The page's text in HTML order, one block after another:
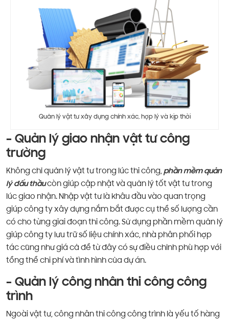
Quản lý vật tư xây dựng chính xác, hợp lý và kịp thời
– Quản lý giao nhận vật tư công
trường
Không chỉ quản lý vật tư trong lúc thi công, phần mềm quản
lý đấu thầucòn giúp cập nhật và quản lý tốt vật tư trong
lúc giao nhận. Nhập vật tư là khâu đầu vào quan trọng
giúp công ty xây dựng nắm bắt được cụ thể số lượng cần
có cho từng giai đoạn thi công. Sử dụng phần mềm quản lý
giúp công ty lưu trữ số liệu chính xác, nhà phân phối hợp
tác cũng như giá cả để từ đây có sự điều chỉnh phù hợp với
tổng thể chi phí và tình hình của dự án.
– Quản lý công nhân thi công công
trình
Ngoài vật tư, công nhân thi công công trình là yếu tố hàng